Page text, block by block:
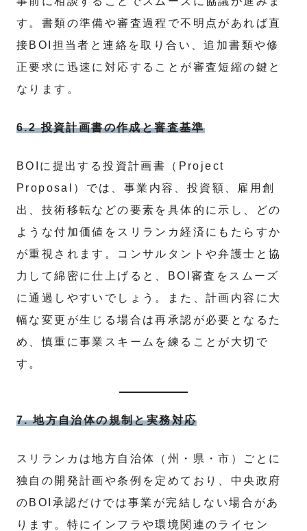
す。書類の準備や審査過程で不明点があれば直
接BOI担当者と連絡を取り合い、追加書類や修
正要求に迅速に対応することが審査短縮の鍵と
なります。
6.2 投資計画書の作成と審査基準
BOIに提出する投資計画書（Project
Proposal）では、事業内容、投資額、雇用創
出、技術移転などの要素を具体的に示し、どの
ような付加価値をスリランカ経済にもたらすか
が重視されます。コンサルタントや弁護士と協
力して綿密に仕上げると、BOI審査をスムーズ
に通過しやすいでしょう。また、計画内容に大
幅な変更が生じる場合は再承認が必要となるた
め、慎重に事業スキームを練ることが大切で
す。
7. 地方自治体の規制と実務対応
スリランカは地方自治体（州・県・市）ごとに
独自の開発計画や条例を定めており、中央政府
のBOI承認だけでは事業が完結しない場合があ
ります。特にインフラや環境関連のライセン